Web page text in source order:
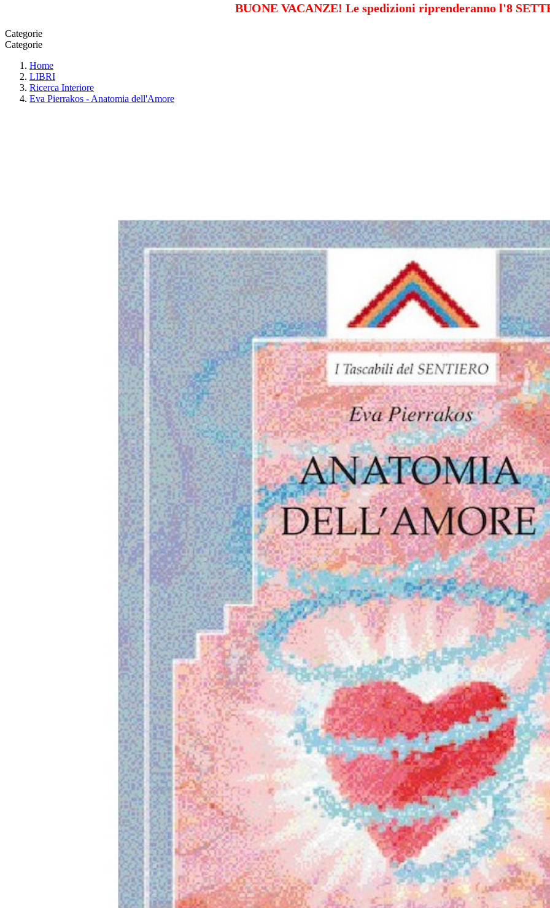
BUONE VACANZE! Le spedizioni riprenderanno l'8
Categorie
Categorie
Home
LIBRI
Ricerca Interiore
Eva Pierrakos - Anatomia dell'Amore